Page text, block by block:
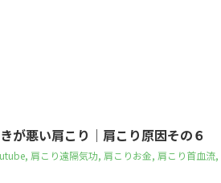
が悪い肩こり｜肩こり原因その６
, 肩こり遠隔気功, 肩こりお金, 肩こり首血流,